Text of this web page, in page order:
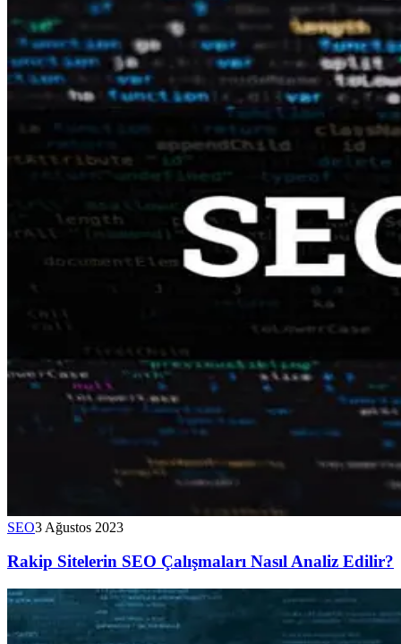
SEO3 Ağustos 2023
Rakip Sitelerin SEO Çalışmaları Nasıl Analiz Edilir?